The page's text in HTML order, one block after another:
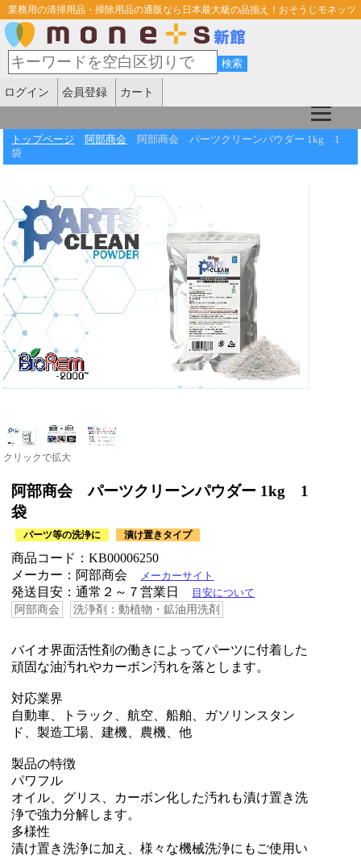
業務用の清掃用品・掃除用品の通販なら日本最大級の品揃え！おそうじモネッツ
ログイン 会員登録 カート
トップページ 阿部商会
阿部商会 パーツクリーンパウダー 1kg 1
袋
クリックで拡大
阿部商会 パーツクリーンパウダー 1kg 1
袋
パーツ等の洗浄に 漬け置きタイプ
商品コード：KB00006250
メーカー：阿部商会
メーカーサイト
発送目安：通常２～７営業日 目安について
阿部商会 洗浄剤：動植物・鉱油用洗剤
バイオ界面活性剤の働きによってパーツに付着した
頑固な油汚れやカーボン汚れを落とします。
対応業界
自動車、トラック、航空、船舶、ガソリンスタン
ド、製造工場、建機、農機、他
製品の特徴
パワフル
オイル、グリス、カーボン化した汚れも漬け置き洗
浄で強力分解します。
多様性
漬け置き洗浄に加え、様々な機械洗浄にもご使用い